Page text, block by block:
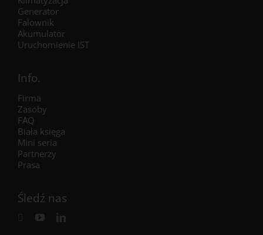
Generator
Falownik
Akumulator
Uruchomienie IST
Info.
Firma
Zasoby
FAQ
Biała księga
Mini seria
Partnerzy
Prasa
Śledź nas